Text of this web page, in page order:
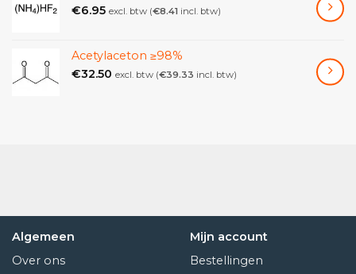
€6.95 excl. btw (€8.41 incl. btw)
Acetylaceton ≥98%
€32.50 excl. btw (€39.33 incl. btw)
Algemeen
Over ons
Mijn account
Bestellingen